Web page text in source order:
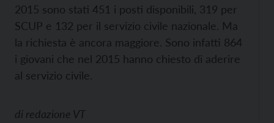
2015 sono stati 451 i posti disponibili, 319 per
SCUP e 132 per il servizio civile nazionale. Ma
la richiesta è ancora maggiore. Sono infatti 864
i giovani che nel 2015 hanno chiesto di aderire
al servizio civile.
di redazione VT